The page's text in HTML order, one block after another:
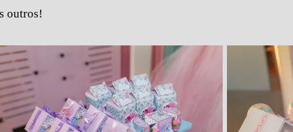
outros!